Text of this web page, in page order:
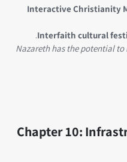
Interactive Christianity
Interfaith cultural
Nazareth has the potential
Chapter 10: